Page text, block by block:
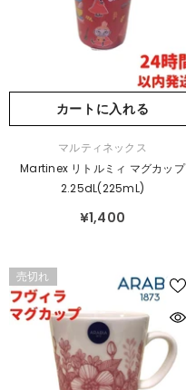
カートに入れる
マルティネックス
Martinex リトルミィ マグカップ
2.25dL(225mL)
¥1,400
売切れ